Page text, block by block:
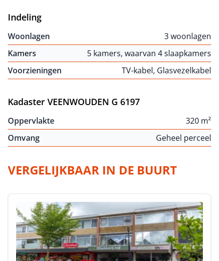
Indeling
Woonlagen
3 woonlagen
Kamers
5 kamers, waarvan 4 slaapkamers
Voorzieningen
TV-kabel, Glasvezelkabel
Kadaster VEENWOUDEN G 6197
Oppervlakte
320 m²
Omvang
Geheel perceel
VERGELIJKBAAR IN DE BUURT